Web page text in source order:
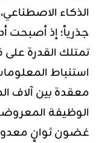
الذكاء
جذرياً؛ إذ أصبحت
تمتلك القدرة على
استنباط
معقدة بين آلاف
الوظيفة
غضون ثوانٍ